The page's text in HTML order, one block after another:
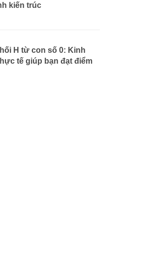
kiến trúc
H từ con số 0: Kinh
tế giúp bạn đạt điểm